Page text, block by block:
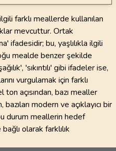
farklı meallerde kullanılan
mevcuttur. Ortak
ifadesidir; bu, yaşlılıkla ilgili
mealde benzer şekilde
'sıkıntılı' gibi ifadeler ise,
vurgulamak için farklı
açısından, bazı mealler
modern ve açıklayıcı bir
durum meallerin hedef
olarak farklılık